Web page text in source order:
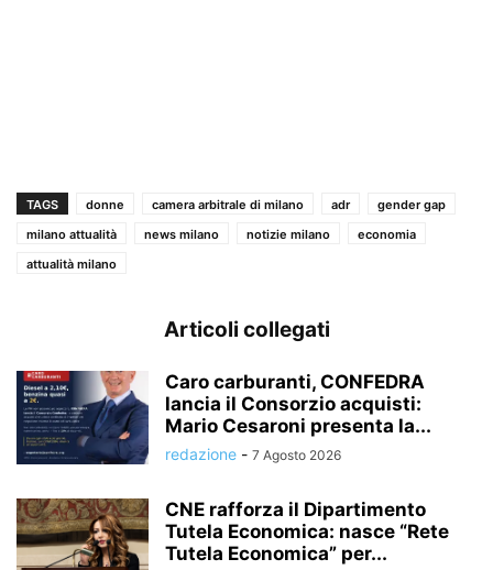
TAGS donne camera arbitrale di milano adr
gender gap
milano attualità
news milano notizie milano
economia
attualità milano
Articoli collegati
Caro carburanti, CONFEDRA
lancia il Consorzio acquisti:
Mario Cesaroni presenta la...
redazione - 7 Agosto 2026
CNE rafforza il Dipartimento
Tutela Economica: nasce “Rete
Tutela Economica” per...